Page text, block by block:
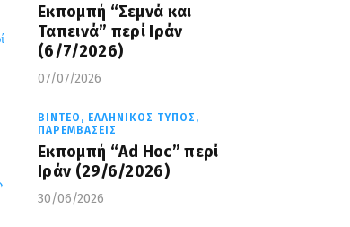
Εκπομπή “Σεμνά και
Ταπεινά” περί Ιράν
(6/7/2026)
07/07/2026
ΒΊΝΤΕΟ, ΕΛΛΗΝΙΚΌΣ ΤΎΠΟΣ,
ΠΑΡΕΜΒΆΣΕΙΣ
Εκπομπή “Ad Hoc” περί
Iράν (29/6/2026)
30/06/2026